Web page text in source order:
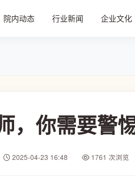
院内动态 行业新闻 企业文化
，你需要警
2025-04-23 16:48 1761 次浏览